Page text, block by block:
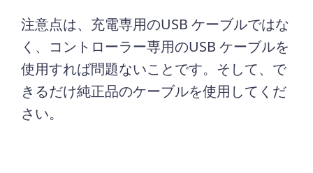
注意点は、充電専用のUSB ケーブルではな
く、コントローラー専用のUSB ケーブルを
使用すれば問題ないことです。そして、で
きるだけ純正品のケーブルを使用してくだ
さい。